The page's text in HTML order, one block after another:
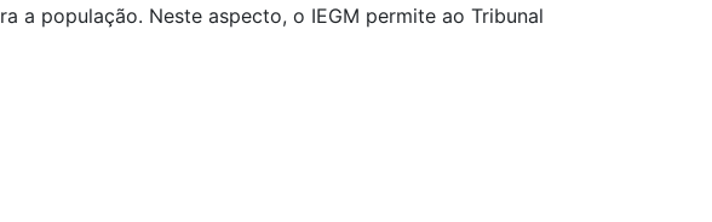
a população. Neste aspecto, o IEGM permite ao Tribunal